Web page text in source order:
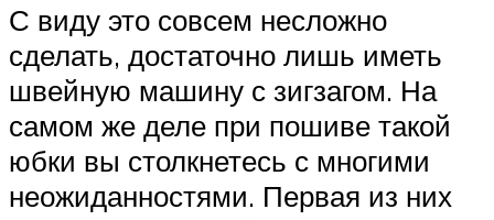
С виду это совсем несложно
сделать, достаточно лишь иметь
швейную машину с зигзагом. На
самом же деле при пошиве такой
юбки вы столкнетесь с многими
неожиданностями. Первая из них